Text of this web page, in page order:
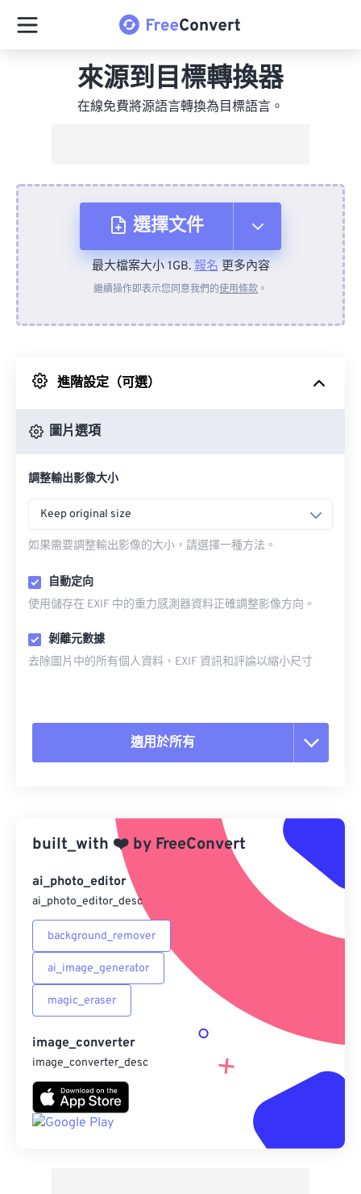
來源到目標轉換器
在線免費將源語言轉換為目標語言。
選擇文件
來自裝置
來自 Google 雲端硬碟
最大檔案大小 1GB.報名更多內容
繼續操作即表示您同意我們的使用條款 。
進階設定（可選）
圖片選項
調整輸出影像大小
Keep original size
如果需要調整輸出影像的大小，請選擇一種方法。
自動定向
使用儲存在 EXIF 中的重力感測器資料正確調整影像方向。
剝離元數據
去除圖片中的所有個人資料、EXIF 資訊和評論以縮小尺寸
適用於所有
另存為預設
built_with ❤️ by FreeConvert
ai_photo_editor
ai_photo_editor_desc
background_remover
ai_image_generator
magic_eraser
image_converter
image_converter_desc